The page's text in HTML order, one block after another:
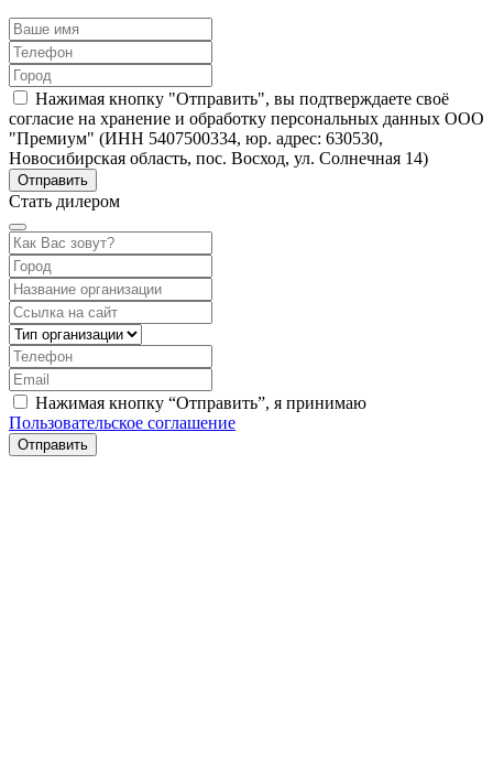
Нажимая кнопку "Отправить", вы подтверждаете своё
согласие на хранение и обработку персональных данных ООО
"Премиум" (ИНН 5407500334, юр. адрес: 630530,
Новосибирская область, пос. Восход, ул. Солнечная 14)
Стать дилером
Нажимая кнопку “Отправить”, я принимаю
Пользовательское соглашение